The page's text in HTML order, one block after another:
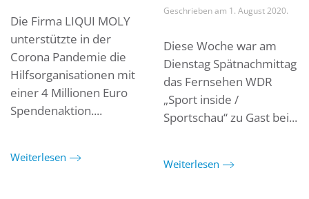
Die Firma LIQUI MOLY
unterstützte in der
Corona Pandemie die
Hilfsorganisationen mit
einer 4 Millionen Euro
Spendenaktion....
Weiterlesen
Geschrieben am 1. August 2020.
Diese Woche war am
Dienstag Spätnachmittag
das Fernsehen WDR
„Sport inside /
Sportschau“ zu Gast bei...
Weiterlesen